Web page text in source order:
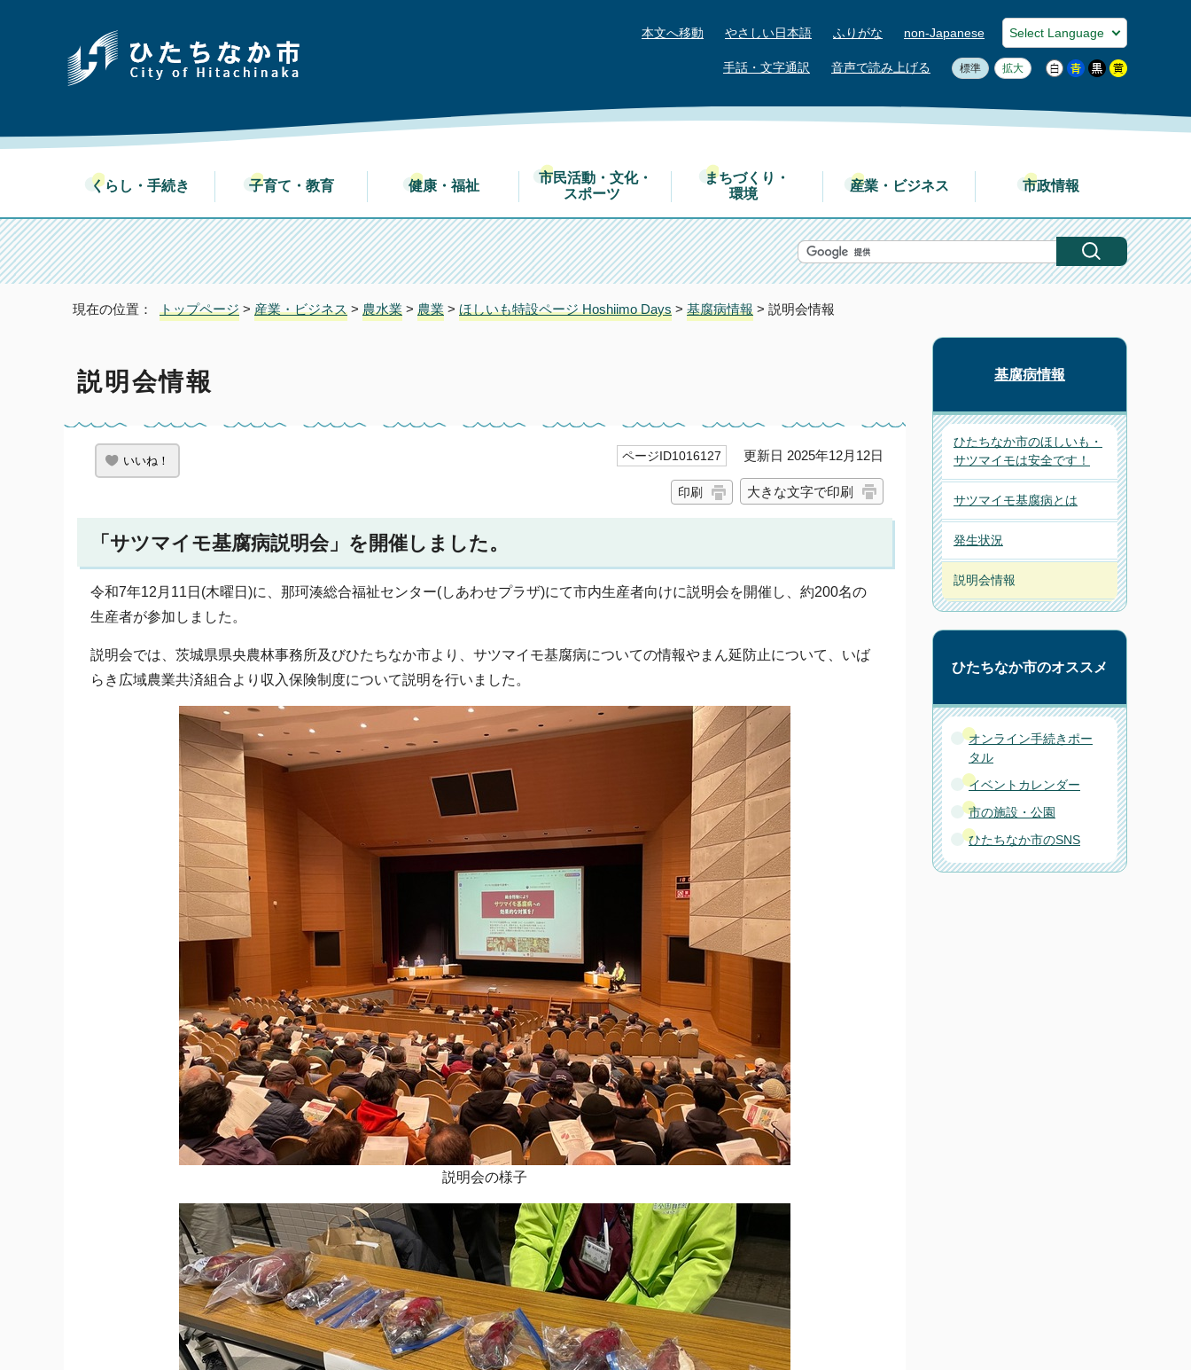
本文へ移動 やさしい日本語 ふりがな non-Japanese
手話・文字通訳 音声で読み上げる 標準 拡大
くらし・手続き 子育て・教育 健康・福祉
市民活動・文化・
スポーツ
まちづくり・
環境
産業・ビジネス 市政情報
現在の位置： トップページ > 産業・ビジネス > 農水業 > 農業 > ほしいも特設ページ Hoshiimo Days > 基腐病情報 > 説明会情報
説明会情報
いいね！ ページID1016127 更新日 2025年12月12日
印刷 大きな文字で印刷
「サツマイモ基腐病説明会」を開催しました。
令和7年12月11日(木曜日)に、那珂湊総合福祉センター(しあわせプラザ)にて市内生産者向けに説明会を開催し、約200名の
生産者が参加しました。
説明会では、茨城県県央農林事務所及びひたちなか市より、サツマイモ基腐病についての情報やまん延防止について、いば
らき広域農業共済組合より収入保険制度について説明を行いました。
説明会の様子
基腐病情報
ひたちなか市のほしいも・
サツマイモは安全です！
サツマイモ基腐病とは
発生状況
説明会情報
ひたちなか市のオススメ
オンライン手続きポー
タル
イベントカレンダー
市の施設・公園
ひたちなか市のSNS